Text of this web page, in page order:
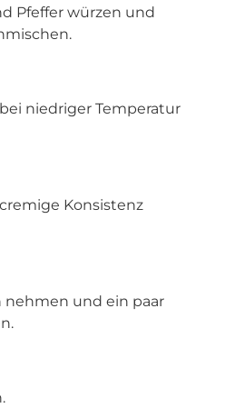
Pfeffer würzen und
niedriger Temperatur
Konsistenz
nehmen und ein paar